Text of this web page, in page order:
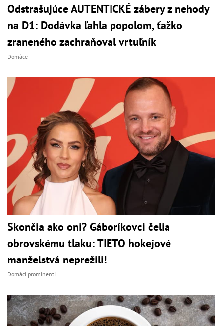
Odstrašujúce AUTENTICKÉ zábery z nehody
na D1: Dodávka ľahla popolom, ťažko
zraneného zachraňoval vrtuľník
Domáce
Skončia ako oni? Gáboríkovci čelia
obrovskému tlaku: TIETO hokejové
manželstvá neprežili!
Domáci prominenti